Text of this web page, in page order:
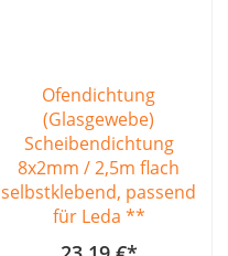
Ofendichtung
(Glasgewebe)
Scheibendichtung
8x2mm / 2,5m flach
selbstklebend, passend
für Leda **